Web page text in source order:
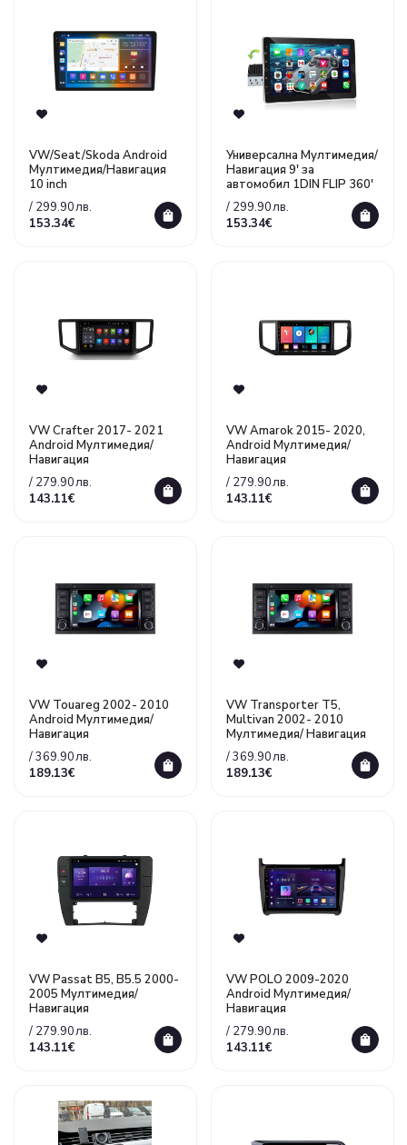
VW/Seat/Skoda Android
Мултимедия/Навигация
10 inch
153.34€
/ 299.90лв.
Универсална Мултимедия/
Навигация 9' за
автомобил 1DIN FLIP 360'
153.34€
/ 299.90лв.
VW Crafter 2017- 2021
Android Mултимедия/
Навигация
143.11€
/ 279.90лв.
VW Amarok 2015- 2020,
Android Mултимедия/
Навигация
143.11€
/ 279.90лв.
VW Touareg 2002- 2010
Android Мултимедия/
Навигация
189.13€
/ 369.90лв.
VW Transporter T5,
Multivan 2002- 2010
Mултимедия/ Навигация
189.13€
/ 369.90лв.
VW Passat B5, B5.5 2000-
2005 Mултимедия/
Навигация
143.11€
/ 279.90лв.
VW POLO 2009-2020
Android Mултимедия/
Навигация
143.11€
/ 279.90лв.